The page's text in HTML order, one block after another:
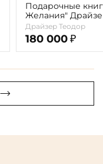
Подарочные
Желания"
томах)
Драйзер Теодор
180 000 ₽